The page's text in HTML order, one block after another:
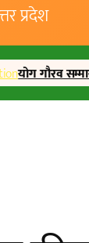
प्रदेश
योग गौरव